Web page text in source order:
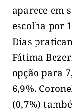
aparece em
escolha por
Dias
Fátima
opção para
6,9%.
(0,7%)